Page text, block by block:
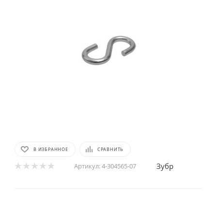
В ИЗБРАННОЕ СРАВНИТЬ
Артикул:4-304565-07 Зубр